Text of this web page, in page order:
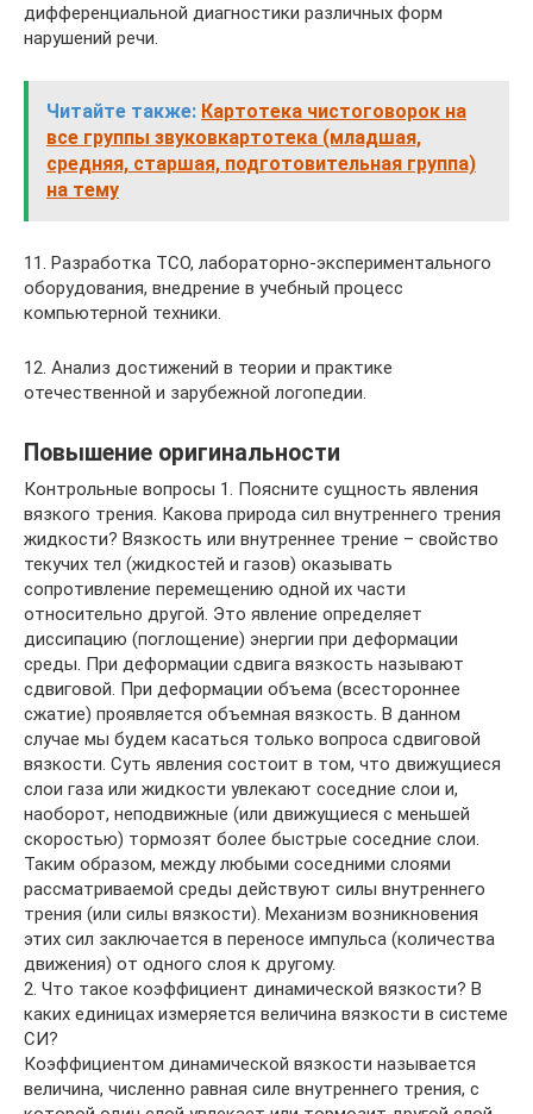
дифференциальной диагностики различных форм
нарушений речи.
Читайте также: Картотека чистоговорок на
все группы звуковкартотека (младшая,
средняя, старшая, подготовительная группа)
на тему
11. Разработка ТСО, лабораторно-экспериментального
оборудования, внедрение в учебный процесс
компьютерной техники.
12. Анализ достижений в теории и практике
отечественной и зарубежной логопедии.
Повышение оригинальности
Контрольные вопросы 1. Поясните сущность явления
вязкого трения. Какова природа сил внутреннего трения
жидкости? Вязкость или внутреннее трение – свойство
текучих тел (жидкостей и газов) оказывать
сопротивление перемещению одной их части
относительно другой. Это явление определяет
диссипацию (поглощение) энергии при деформации
среды. При деформации сдвига вязкость называют
сдвиговой. При деформации объема (всестороннее
сжатие) проявляется объемная вязкость. В данном
случае мы будем касаться только вопроса сдвиговой
вязкости. Суть явления состоит в том, что движущиеся
слои газа или жидкости увлекают соседние слои и,
наоборот, неподвижные (или движущиеся с меньшей
скоростью) тормозят более быстрые соседние слои.
Таким образом, между любыми соседними слоями
рассматриваемой среды действуют силы внутреннего
трения (или силы вязкости). Механизм возникновения
этих сил заключается в переносе импульса (количества
движения) от одного слоя к другому.
2. Что такое коэффициент динамической вязкости? В
каких единицах измеряется величина вязкости в системе
СИ?
Коэффициентом динамической вязкости называется
величина, численно равная силе внутреннего трения, с